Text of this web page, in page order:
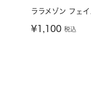
ララメゾン フェ
¥1,100 税込